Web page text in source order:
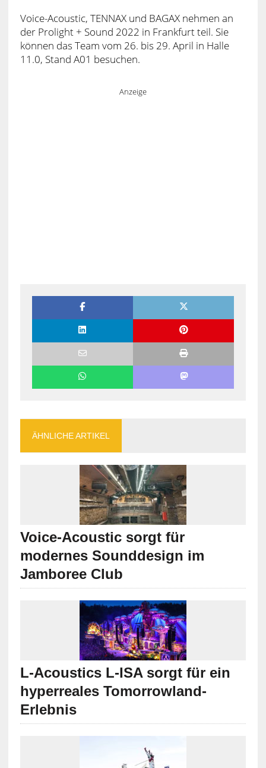
Voice-Acoustic, TENNAX und BAGAX nehmen an
der Prolight + Sound 2022 in Frankfurt teil. Sie
können das Team vom 26. bis 29. April in Halle
11.0, Stand A01 besuchen.
Anzeige
ÄHNLICHE ARTIKEL
Voice-Acoustic sorgt für
modernes Sounddesign im
Jamboree Club
L-Acoustics L-ISA sorgt für ein
hyperreales Tomorrowland-
Erlebnis